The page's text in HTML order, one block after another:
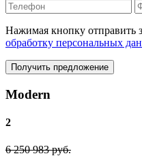
Нажимая кнопку отправить
обработку персональных
Получить предложение
Modern
2
6 250 983 руб.